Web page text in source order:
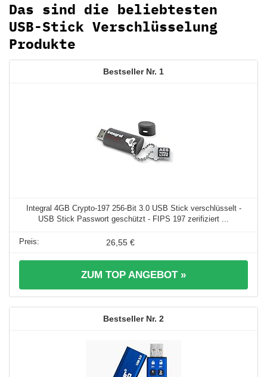
Das sind die beliebtesten
USB-Stick Verschlüsselung
Produkte
1
Integral 4GB Crypto-197 256-Bit 3.0 USB Stick verschlüsselt -
USB Stick Passwort geschützt - FIPS 197 zerifiziert ...
26,55 €
ZUM TOP ANGEBOT »
2